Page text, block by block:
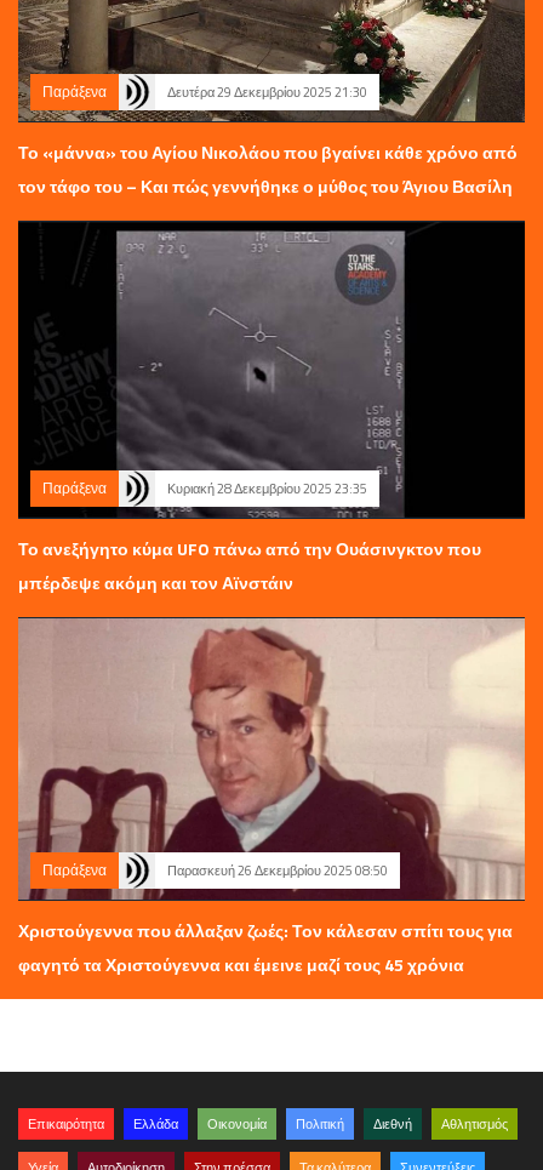
Παράξενα Δευτέρα 29 Δεκεμβρίου 2025 21:30
Το «μάννα» του Αγίου Νικολάου που βγαίνει κάθε χρόνο από
τον τάφο του – Και πώς γεννήθηκε ο μύθος του Άγιου Βασίλη
Παράξενα Κυριακή 28 Δεκεμβρίου 2025 23:35
Το ανεξήγητο κύμα UFO πάνω από την Ουάσινγκτον που
μπέρδεψε ακόμη και τον Αϊνστάιν
Παράξενα Παρασκευή 26 Δεκεμβρίου 2025 08:50
Χριστούγεννα που άλλαξαν ζωές: Τον κάλεσαν σπίτι τους για
φαγητό τα Χριστούγεννα και έμεινε μαζί τους 45 χρόνια
Επικαιρότητα Ελλάδα Οικονομία Πολιτική Διεθνή Αθλητισμός